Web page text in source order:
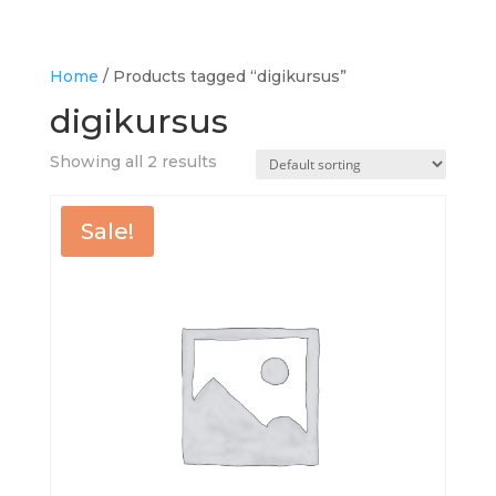
Home / Products tagged “digikursus”
digikursus
Showing all 2 results
Sale!